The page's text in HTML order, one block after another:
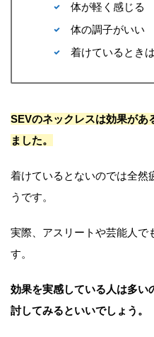
体が軽く感じる
体の調子がいい
着けているとき
SEVのネックレスは効果があ
ました。
着けているとないのでは全然
うです。
実際、アスリートや芸能人で
す。
効果を実感している人は多い
討してみるといいでしょう。